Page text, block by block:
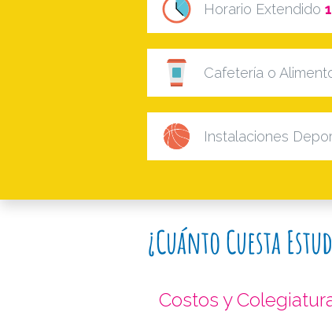
Horario Extendido
Cafetería o
Instalaciones
¿Cuánto Cuesta
Costos y